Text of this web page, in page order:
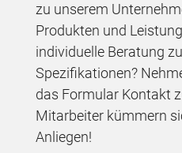
zu unserem
Produkten und
individuelle Beratung
Spezifikationen?
das Formular Kontakt
Mitarbeiter kümmern
Anliegen!